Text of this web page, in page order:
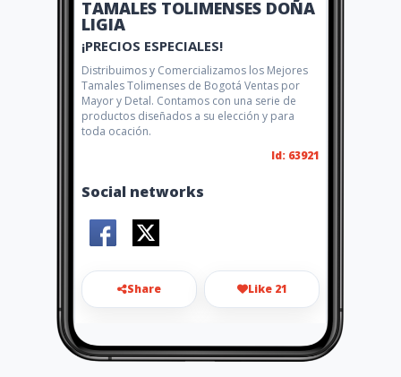
TAMALES TOLIMENSES DOÑA
LIGIA
¡PRECIOS ESPECIALES!
Distribuimos y Comercializamos los Mejores
Tamales Tolimenses de Bogotá Ventas por
Mayor y Detal. Contamos con una serie de
productos diseñados a su elección y para
toda ocación.
Id: 63921
Social networks
Share Like 21
pastorgalindoa@hotmail.com